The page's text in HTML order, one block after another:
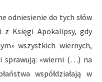
odniesienie do tych słów
Księgi Apokalipsy, gdy
wszystkich wiernych,
sprawują: «wierni (…) na
współdziałają w